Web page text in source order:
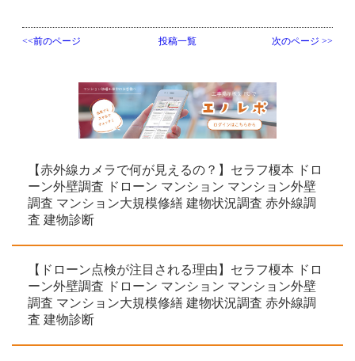
【赤外線カメラで何が見えるの？】セラフ榎本 ドロ
ーン外壁調査 ドローン マンション マンション外壁
調査 マンション大規模修繕 建物状況調査 赤外線調
査 建物診断
【ドローン点検が注目される理由】セラフ榎本 ドロ
ーン外壁調査 ドローン マンション マンション外壁
調査 マンション大規模修繕 建物状況調査 赤外線調
査 建物診断
<<前のページ 投稿一覧 次のページ >>